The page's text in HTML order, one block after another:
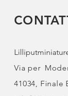
Via per
41034, Finale